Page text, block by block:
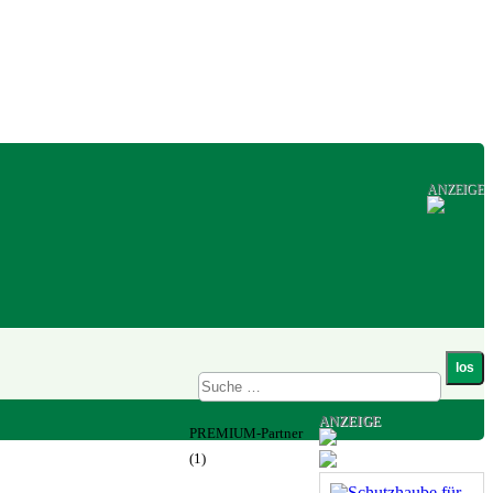
ANZEIGE
ANZEIGE
PREMIUM-Partner
(1)